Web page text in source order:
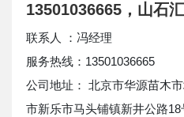
13501036665，山石
联系人 ：冯经理
服务热线：13501036665
公司地址： 北京市华源苗木
市新乐市马头铺镇新井公路